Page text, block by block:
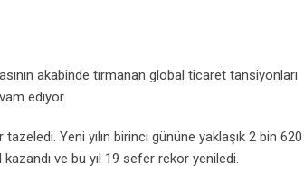
akabinde tırmanan global ticaret tansiyonları
ediyor.
Yeni yılın birinci gününe yaklaşık 2 bin 620
kazandı ve bu yıl 19 sefer rekor yeniledi.